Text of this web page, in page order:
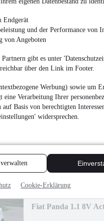
Endgerät
und der Performance von
von Angeboten
gibt es unter
über den Link im Footer.
Werbung) sowie um
Verarbeitung Ihrer
Basis von berechtigten
widersprechen.
Cookie-Erklärung
15.700 €
Unfallfrei•EZ 08/
NEUMitsubishi ASX
11.900 €
Unfallfrei•EZ 07/
Fiat Panda 1.1 8V